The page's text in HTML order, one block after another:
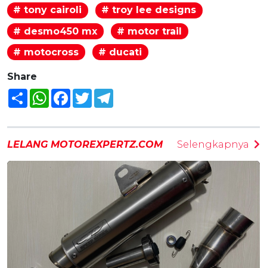
# tony cairoli
# troy lee designs
# desmo450 mx
# motor trail
# motocross
# ducati
Share
Share WhatsAppFacebook
Twitter
LELANG MOTOREXPERTZ.COM Selengkapnya